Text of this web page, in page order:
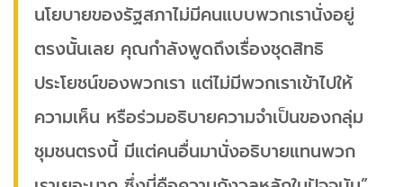
นโยบายของรัฐสภาไม่มีคนแบบพวกเรานั่งอยู่
ตรงนั้นเลย คุณกำลังพูดถึงเรื่องชุดสิทธิ
ประโยชน์ของพวกเรา แต่ไม่มีพวกเราเข้าไปให้
ความเห็น หรือร่วมอธิบายความจำเป็นของกลุ่ม
ชุมชนตรงนี้ มีแต่คนอื่นมานั่งอธิบายแทนพวก